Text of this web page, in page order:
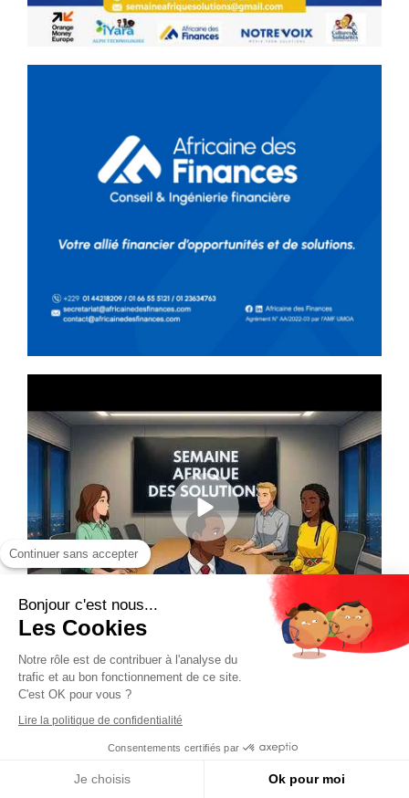
Continuer sans accepter
Bonjour c'est nous...
Les Cookies
Notre rôle est de contribuer à l'analyse du
trafic et au bon fonctionnement de ce site.
C'est OK pour vous ?
Lire la politique de confidentialité
Consentements certifiés par
Je choisis Ok pour moi